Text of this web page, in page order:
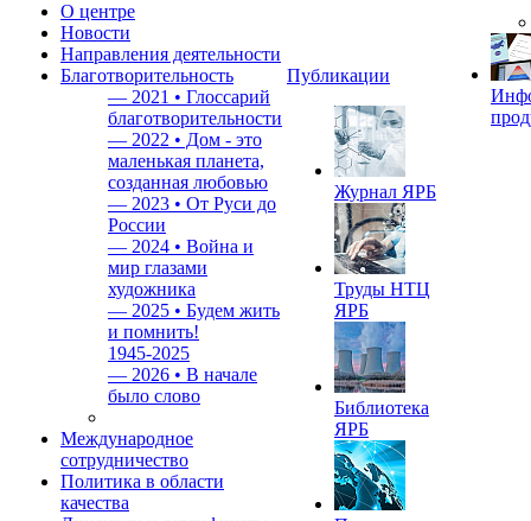
О центре
Новости
Направления деятельности
Благотворительность
— 2021 • Глоссарий
благотворительности
— 2022 • Дом - это
маленькая планета,
созданная любовью
— 2023 • От Руси до
России
— 2024 • Война и
мир глазами
художника
— 2025 • Будем жить
и помнить!
1945-2025
— 2026 • В начале
было слово
Международное
сотрудничество
Политика в области
качества
Публикации
Журнал ЯРБ
Труды НТЦ
ЯРБ
Библиотека
ЯРБ